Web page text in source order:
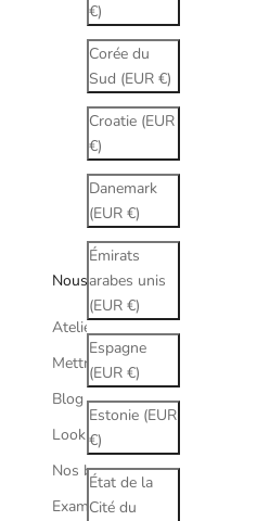
€)
Corée du
Sud (EUR €)
Croatie (EUR
€)
Danemark
(EUR €)
Émirats
arabes unis
(EUR €)
Espagne
(EUR €)
Estonie (EUR
€)
État de la
Cité du
Nous
Atelier Lou Paris
Mettre à la vue
Blog
Lookbook
Nos boutiques
Examen de vue